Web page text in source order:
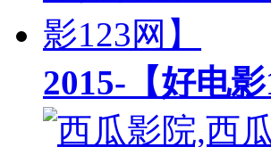
2015-【好电影